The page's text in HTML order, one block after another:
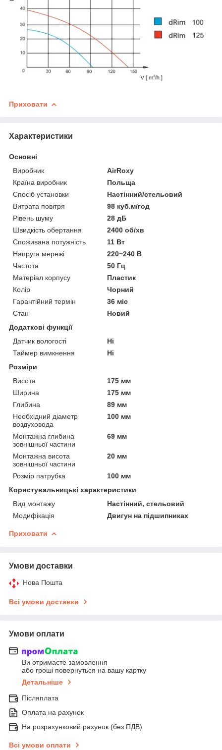
Приховати
Характеристики
Основні
Виробник
AirRoxy
Країна виробник
Польща
Спосіб установки
Настінний/стельовий
Витрата повітря
98 куб.м/год
Рівень шуму
28 дБ
Швидкість обертання
2400 об/хв
Споживана потужність
11 Вт
Напруга мережі
220~240 В
Частота
50 Гц
Матеріал корпусу
Пластик
Колір
Чорний
Гарантійний термін
36 міс
Стан
Новий
Додаткові функції
Датчик вологості
Ні
Таймер вимкнення
Ні
Розміри
Висота
175 мм
Ширина
175 мм
Глибина
89 мм
Необхідний діаметр
воздуховода
100 мм
Монтажна глибина
зовнішньої частини
69 мм
Монтажна висота
зовнішньої частини
20 мм
Розмір патрубка
100 мм
Користувальницькі характеристики
Вид монтажу
Настінний, стельовий
Модифікація
Двигун на підшипниках
Приховати
Умови доставки
Нова Пошта
Всі умови доставки
Умови оплати
Ви отримаєте замовлення
або гроші повернуться на вашу картку
Детальніше
Післяплата
Оплата на рахунок
На розрахунковий рахунок (без ПДВ)
Всі умови оплати